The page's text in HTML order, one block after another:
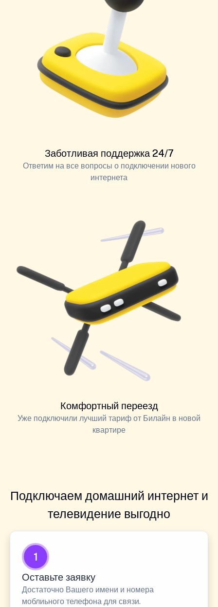
Заботливая поддержка 24/7
Ответим на все вопросы о подключении нового
интернета
Комфортный переезд
Уже подключили лучший тариф от Билайн в новой
квартире
Подключаем домашний интернет и
телевидение выгодно
1
Оставьте заявку
Достаточно Вашего имени и номера
моблиьного телефона для связи.